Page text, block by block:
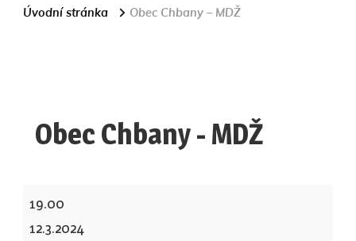
Úvodní stránka Obec Chbany – MDŽ
Obec Chbany - MDŽ
19.00
12.3.2024